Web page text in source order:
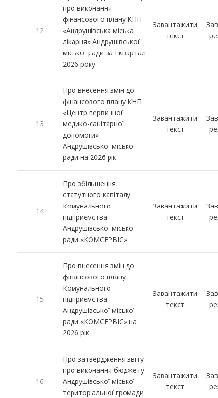
12
про виконання
фінансового плану КНП
«Андрушівська міська
лікарня» Андрушівської
міської ради за І квартал
2026 року
Завантажити
текст
13
Про внесення змін до
фінансового плану КНП
«Центр первинної
медико-санітарної
допомоги»
Андрушівської міської
ради на 2026 рік
Завантажити
текст
14
Про збільшення
статутного капіталу
Комунального
підприємства
Андрушівської міської
ради «КОМСЕРВІС»
Завантажити
текст
15
Про внесення змін до
фінансового плану
Комунального
підприємства
Андрушівської міської
ради «КОМСЕРВІС» на
2026 рік
Завантажити
текст
16
Про затвердження звіту
про виконання бюджету
Андрушівської міської
територіальної громади
Завантажити
текст